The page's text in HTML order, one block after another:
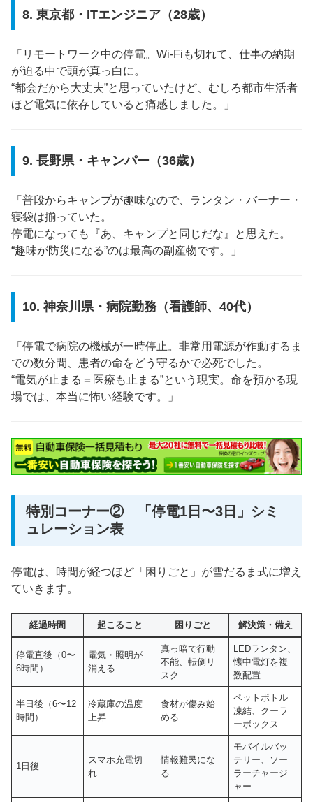
8. 東京都・ITエンジニア（28歳）
「リモートワーク中の停電。Wi-Fiも切れて、仕事の納期
が迫る中で頭が真っ白に。
“都会だから大丈夫”と思っていたけど、むしろ都市生活者
ほど電気に依存していると痛感しました。」
9. 長野県・キャンパー（36歳）
「普段からキャンプが趣味なので、ランタン・バーナー・
寝袋は揃っていた。
停電になっても『あ、キャンプと同じだな』と思えた。
“趣味が防災になる”のは最高の副産物です。」
10. 神奈川県・病院勤務（看護師、40代）
「停電で病院の機械が一時停止。非常用電源が作動するま
での数分間、患者の命をどう守るかで必死でした。
“電気が止まる＝医療も止まる”という現実。命を預かる現
場では、本当に怖い経験です。」
特別コーナー② 「停電1日〜3日」シミ
ュレーション表
停電は、時間が経つほど「困りごと」が雪だるま式に増え
ていきます。
経過時間 起こること 困りごと 解決策・備え
停電直後（0〜
6時間）
電気・照明が
消える
真っ暗で行動
不能、転倒リ
スク
LEDランタン、
懐中電灯を複
数配置
半日後（6〜12
時間）
冷蔵庫の温度
上昇
食材が傷み始
める
ペットボトル
凍結、クーラ
ーボックス
1日後
スマホ充電切
れ
情報難民にな
る
モバイルバッ
テリー、ソー
ラーチャージ
ャー